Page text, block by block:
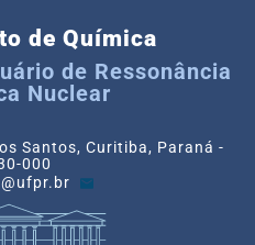
de Química
de Ressonância
Nuclear
Santos, Curitiba, Paraná -
000